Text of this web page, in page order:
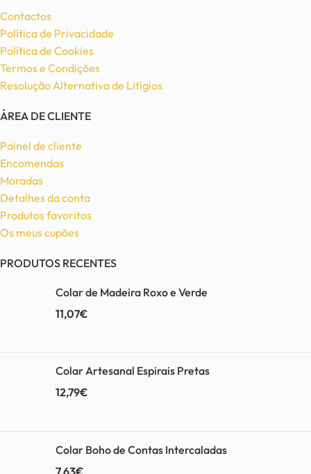
Contactos
Política de Privacidade
Política de Cookies
Termos e Condições
Resolução Alternativa de Litígios
ÁREA DE CLIENTE
Painel de cliente
Encomendas
Moradas
Detalhes da conta
Produtos favoritos
Os meus cupões
PRODUTOS RECENTES
Colar de Madeira Roxo e Verde
11,07€
Colar Artesanal Espirais Pretas
12,79€
Colar Boho de Contas Intercaladas
7,63€